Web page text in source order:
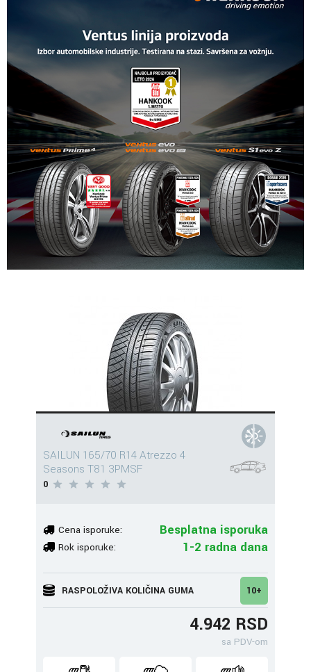
SAILUN 165/70 R14 Atrezzo 4
Seasons T81 3PMSF
0
Cena isporuke: Besplatna isporuka
Rok isporuke: 1-2 radna dana
RASPOLOŽIVA KOLIČINA GUMA 10+
4.942 RSD
sa PDV-om